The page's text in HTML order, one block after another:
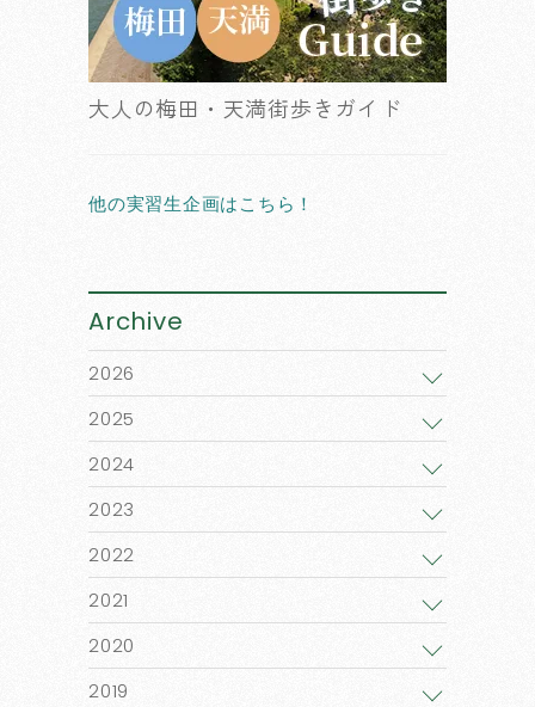
大人の梅田・天満街歩きガイド
他の実習生企画はこちら！
Archive
2026
2025
2024
2023
2022
2021
2020
2019